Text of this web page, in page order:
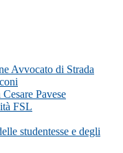
Avvocato di Strada
Pavese
FSL
studentesse e degli